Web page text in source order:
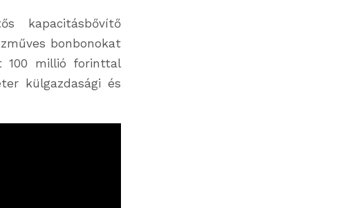
kapacitásbővítő
bonbonokat
100 millió forinttal
külgazdasági és